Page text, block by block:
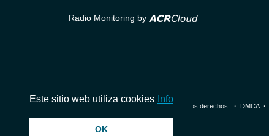
Radio Monitoring by
© 2026 InstantAudio. Reservados todos los derechos. ・ DMCA・
Este sitio web utiliza cookies Info
OK